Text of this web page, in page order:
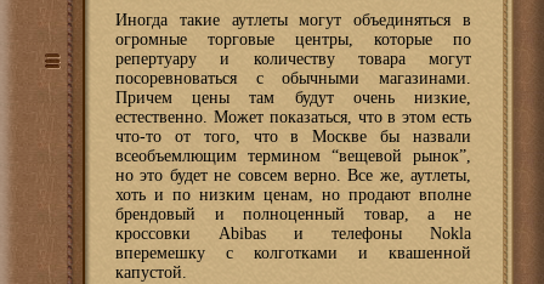
Иногда такие аутлеты могут объединяться в
огромные торговые центры, которые по
репертуару и количеству товара могут
посоревноваться с обычными магазинами.
Причем цены там будут очень низкие,
естественно. Может показаться, что в этом есть
что-то от того, что в Москве бы назвали
всеобъемлющим термином “вещевой рынок”,
но это будет не совсем верно. Все же, аутлеты,
хоть и по низким ценам, но продают вполне
брендовый и полноценный товар, а не
кроссовки Abibas и телефоны Nokla
вперемешку с колготками и квашенной
капустой.